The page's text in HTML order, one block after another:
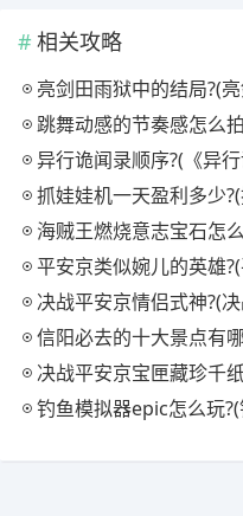
相关攻略
亮剑田雨狱中的结局?(
跳舞动感的节奏感怎么拍的?(跳舞
异行诡闻录顺序?(《异
抓娃娃机一天盈利多少?(抓
海贼王燃烧意志宝石怎么镶嵌?(海
平安京类似婉儿的英雄?(平安
决战平安京情侣式神?(决战平
信阳必去的十大景点有哪些?(信阳
决战平安京宝匣藏珍千纸鹤怎么用
钓鱼模拟器epic怎么玩